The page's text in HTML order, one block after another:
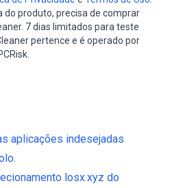
do produto, precisa de comprar
7 dias limitados para teste
pertence e é operado por
aplicações indesejadas
losx.xyz do